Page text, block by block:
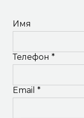
Имя
Телефон *
Email *